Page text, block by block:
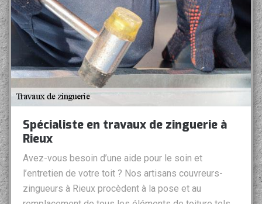
Spécialiste en travaux de zinguerie à
Rieux
Avez-vous besoin d’une aide pour le soin et
l’entretien de votre toit ? Nos artisans couvreurs-
zingueurs à Rieux procèdent à la pose et au